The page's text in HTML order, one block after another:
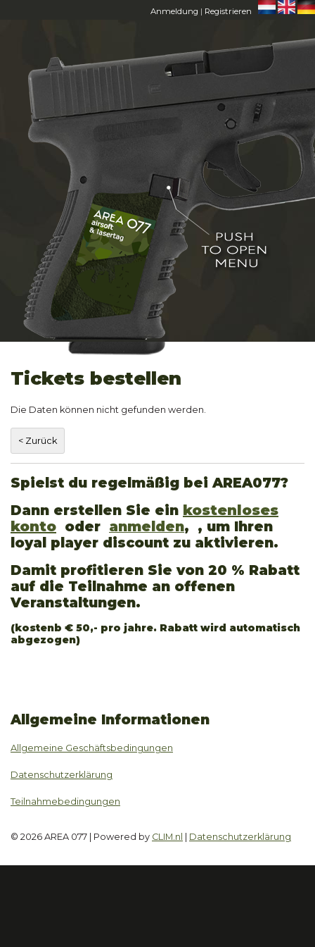
Anmeldung | Registrieren
HOME
AREA 077
MITGLIEDER
CONTACT
Tickets bestellen
Die Daten können nicht gefunden werden.
Spielst du regelmäßig bei AREA077?
Dann erstellen Sie ein kostenloses
konto oder anmelden, , um Ihren
loyal player discount zu aktivieren.
Damit profitieren Sie von 20 % Rabatt
auf die Teilnahme an offenen
Veranstaltungen.
(kostenb € 50,- pro jahre. Rabatt wird automatisch
abgezogen)
Allgemeine Informationen
Allgemeine Geschäftsbedingungen
Datenschutzerklärung
Teilnahmebedingungen
© 2026 AREA 077 | Powered by CLIM.nl Datenschutzerklärung